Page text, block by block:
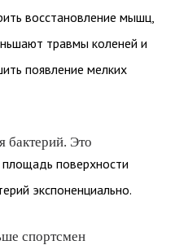
восстановление мышц,
травмы коленей и
появление мелких
бактерий. Это
поверхности
экспоненциально.
спортсмен